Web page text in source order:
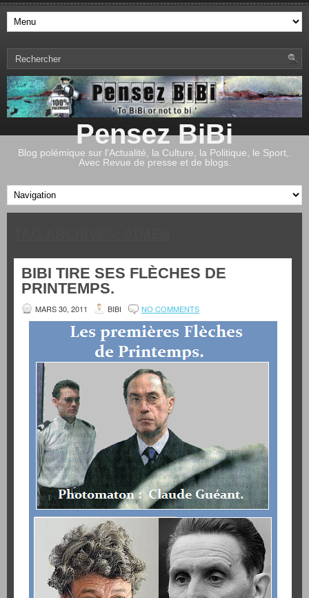
Pensez BiBi
Blog polémique sur l'Actualité, la Culture, la Politique, le Sport,.
Avec Revue de presse et de blogs.
BIBI TIRE SES FLÈCHES DE
PRINTEMPS.
MARS 30, 2011 BIBI NO COMMENTS